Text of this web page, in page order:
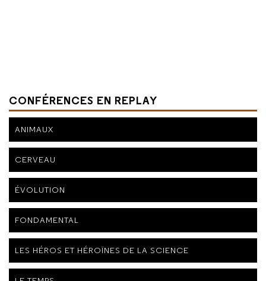
CONFÉRENCES EN REPLAY
ANIMAUX
CERVEAU
ÉVOLUTION
FONDAMENTAL
LES HÉROS ET HÉROÏNES DE LA SCIENCE